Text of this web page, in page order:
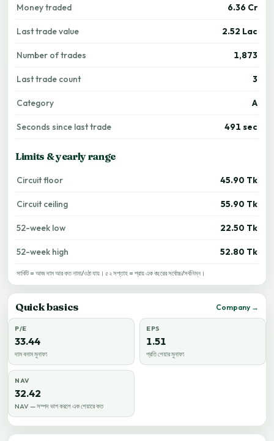
Money traded 6.36 Cr
Last trade value 2.52 Lac
Number of trades 1,873
Last trade count 3
Category A
Seconds since last trade 491 sec
Limits & yearly range
Circuit floor 45.90 Tk
Circuit ceiling 55.90 Tk
52-week low 22.50 Tk
52-week high 52.80 Tk
সার্কিট = আজ দাম আর কত নামা/ওঠা যায়। ৫২ সপ্তাহ = প্রায় এক বছরের সর্বোচ্চ/সর্বনিম্ন।
Quick basics Company →
P/E
33.44
দাম বনাম মুনাফা
EPS
1.51
প্রতি শেয়ার মুনাফা
NAV
32.42
NAV — সম্পদ ভাগ করলে এক শেয়ারে কত